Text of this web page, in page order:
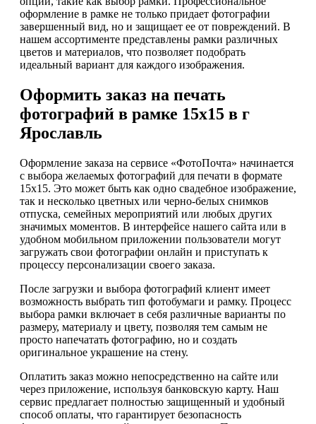
оформление в рамке не только придает фотографии
завершенный вид, но и защищает ее от повреждений. В
нашем ассортименте представлены рамки различных
цветов и материалов, что позволяет подобрать
идеальный вариант для каждого изображения.
Оформить заказ на печать
фотографий в рамке 15х15 в г
Ярославль
Оформление заказа на сервисе «ФотоПочта» начинается
с выбора желаемых фотографий для печати в формате
15х15. Это может быть как одно свадебное изображение,
так и несколько цветных или черно-белых снимков
отпуска, семейных мероприятий или любых других
значимых моментов. В интерфейсе нашего сайта или в
удобном мобильном приложении пользователи могут
загружать свои фотографии онлайн и приступать к
процессу персонализации своего заказа.
После загрузки и выбора фотографий клиент имеет
возможность выбрать тип фотобумаги и рамку. Процесс
выбора рамки включает в себя различные варианты по
размеру, материалу и цвету, позволяя тем самым не
просто напечатать фотографию, но и создать
оригинальное украшение на стену.
Оплатить заказ можно непосредственно на сайте или
через приложение, используя банковскую карту. Наш
сервис предлагает полностью защищенный и удобный
способ оплаты, что гарантирует безопасность